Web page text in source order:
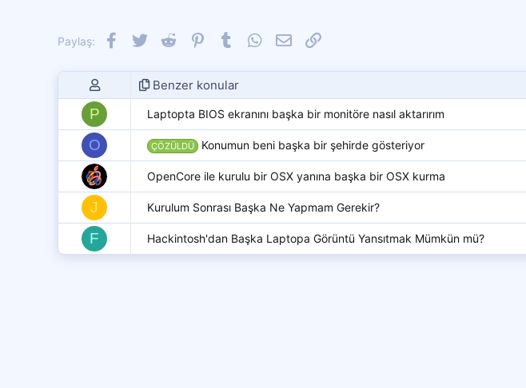
Paylaş: Facebook
Twitter Reddit PinterestTumblr WhatsApp
E-postaLink
Benzer konular
P Laptopta BIOS ekranını başka bir monitöre nasıl aktarırım
O ÇÖZÜLDÜ Konumun beni başka bir şehirde gösteriyor
OpenCore ile kurulu bir OSX yanına başka bir OSX kurma
J Kurulum Sonrası Başka Ne Yapmam Gerekir?
F Hackintosh'dan Başka Laptopa Görüntü Yansıtmak Mümkün mü?